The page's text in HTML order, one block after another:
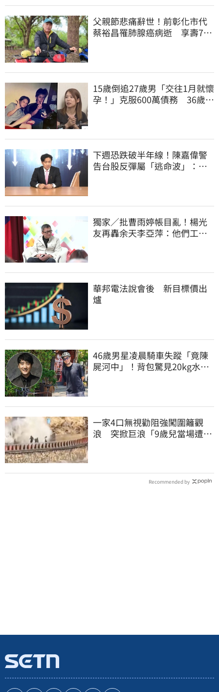
父親節悲痛辭世！前彰化市代
蔡裕昌罹肺腺癌病逝 享壽71
15歲倒追27歲男「交往1月就懷
孕！」克服600萬債務 36歲美
下週恐跌破半年線！陳嘉偉警
告台股反彈屬「逃命波」：空
獨家／批曹雨婷帳目亂！楊光
友再轟余天李亞萍：他們工會
華邦電法說會後 新目標價出
爐
46歲男星凌晨騎車失蹤「竟陳
屍河中」！背包驚見20kg水泥
一家4口無視勸阻強闖圍籬觀
浪 突掀巨浪「9歲兒當場遭捲
Recommended by